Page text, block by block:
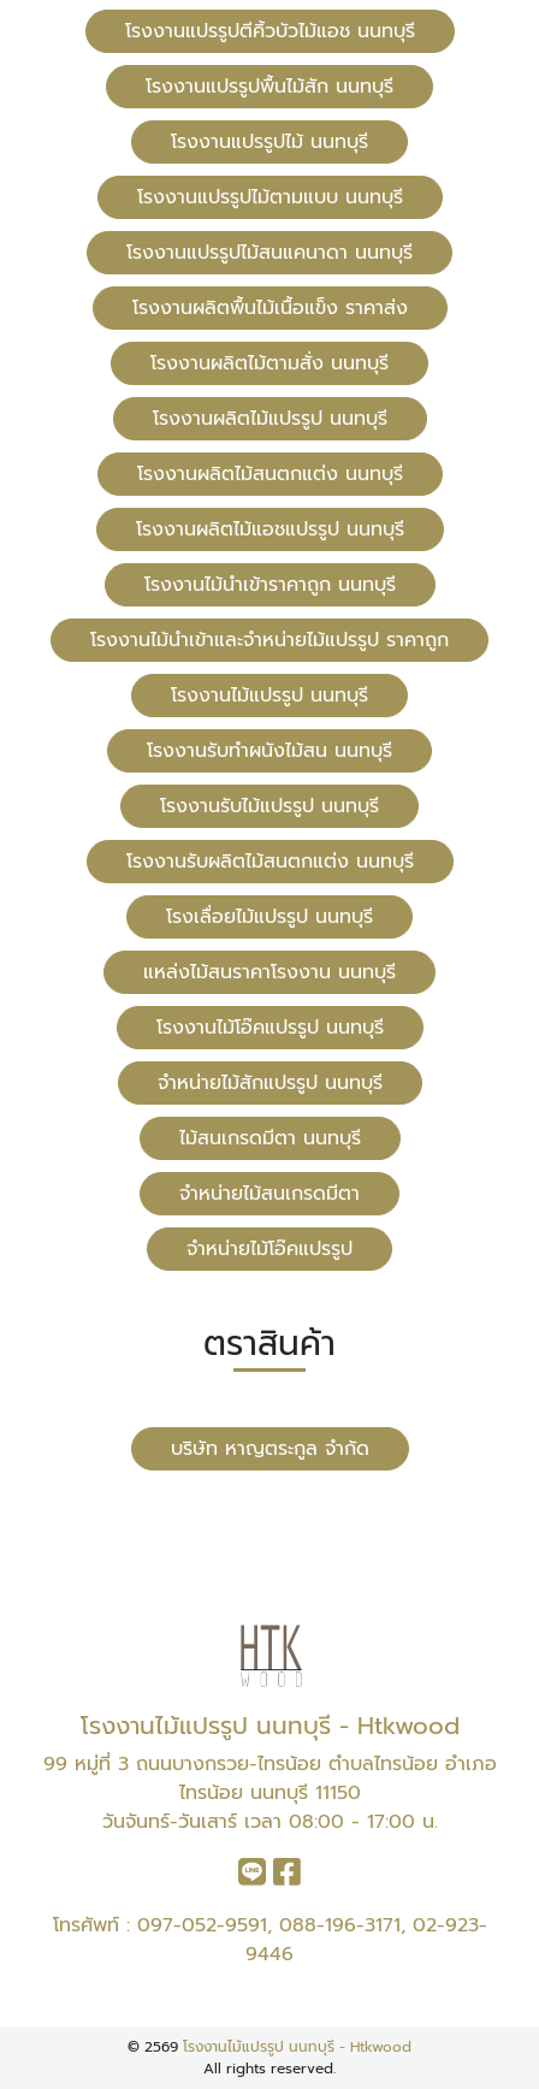
โรงงานแปรรูปตีคิ้วบัวไม้แอช นนทบุรี
โรงงานแปรรูปพื้นไม้สัก นนทบุรี
โรงงานแปรรูปไม้ นนทบุรี
โรงงานแปรรูปไม้ตามแบบ นนทบุรี
โรงงานแปรรูปไม้สนแคนาดา นนทบุรี
โรงงานผลิตพื้นไม้เนื้อแข็ง ราคาส่ง
โรงงานผลิตไม้ตามสั่ง นนทบุรี
โรงงานผลิตไม้แปรรูป นนทบุรี
โรงงานผลิตไม้สนตกแต่ง นนทบุรี
โรงงานผลิตไม้แอชแปรรูป นนทบุรี
โรงงานไม้นำเข้าราคาถูก นนทบุรี
โรงงานไม้นำเข้าและจำหน่ายไม้แปรรูป ราคาถูก
โรงงานไม้แปรรูป นนทบุรี
โรงงานรับทำผนังไม้สน นนทบุรี
โรงงานรับไม้แปรรูป นนทบุรี
โรงงานรับผลิตไม้สนตกแต่ง นนทบุรี
โรงเลื่อยไม้แปรรูป นนทบุรี
แหล่งไม้สนราคาโรงงาน นนทบุรี
โรงงานไม้โอ๊คแปรรูป นนทบุรี
จำหน่ายไม้สักแปรรูป นนทบุรี
ไม้สนเกรดมีตา นนทบุรี
จำหน่ายไม้สนเกรดมีตา
จำหน่ายไม้โอ๊คแปรรูป
ตราสินค้า
บริษัท หาญตระกูล จำกัด
โรงงานไม้แปรรูป นนทบุรี - Htkwood
99 หมู่ที่ 3 ถนนบางกรวย-ไทรน้อย ตำบลไทรน้อย อำเภอ
ไทรน้อย นนทบุรี 11150
วันจันทร์-วันเสาร์ เวลา 08:00 - 17:00 น.
โทรศัพท์ : 097-052-9591, 088-196-3171, 02-923-
9446
© 2569 โรงงานไม้แปรรูป นนทบุรี - Htkwood
All rights reserved.